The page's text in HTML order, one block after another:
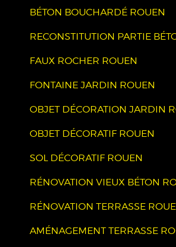
BÉTON BOUCHARDÉ ROUEN
RECONSTITUTION PARTIE
FAUX ROCHER ROUEN
FONTAINE JARDIN ROUEN
OBJET DÉCORATION JARDIN
OBJET DÉCORATIF ROUEN
SOL DÉCORATIF ROUEN
RÉNOVATION VIEUX BÉTON
RÉNOVATION TERRASSE
AMÉNAGEMENT TERRASSE